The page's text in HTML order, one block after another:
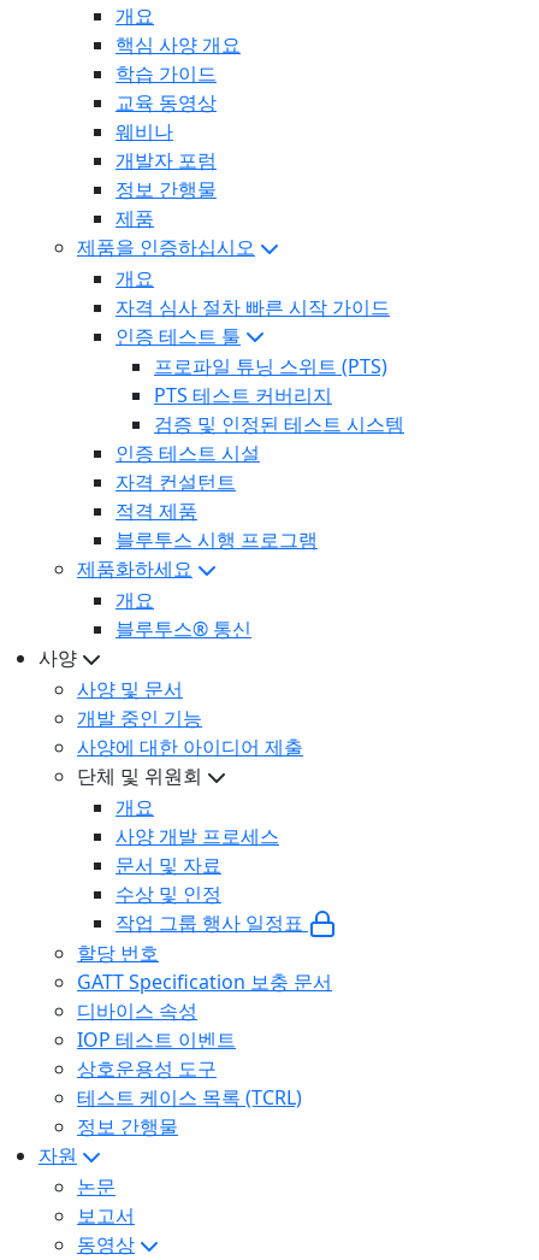
개요
핵심 사양 개요
학습 가이드
교육 동영상
웨비나
개발자 포럼
정보 간행물
제품
제품을 인증하십시오
개요
자격 심사 절차 빠른 시작 가이드
인증 테스트 툴
프로파일 튜닝 스위트 (PTS)
PTS 테스트 커버리지
검증 및 인정된 테스트 시스템
인증 테스트 시설
자격 컨설턴트
적격 제품
블루투스 시행 프로그램
제품화하세요
개요
블루투스® 통신
사양
사양 및 문서
개발 중인 기능
사양에 대한 아이디어 제출
단체 및 위원회
개요
사양 개발 프로세스
문서 및 자료
수상 및 인정
작업 그룹 행사 일정표
할당 번호
GATT Specification 보충 문서
디바이스 속성
IOP 테스트 이벤트
상호운용성 도구
테스트 케이스 목록 (TCRL)
정보 간행물
자원
논문
보고서
동영상